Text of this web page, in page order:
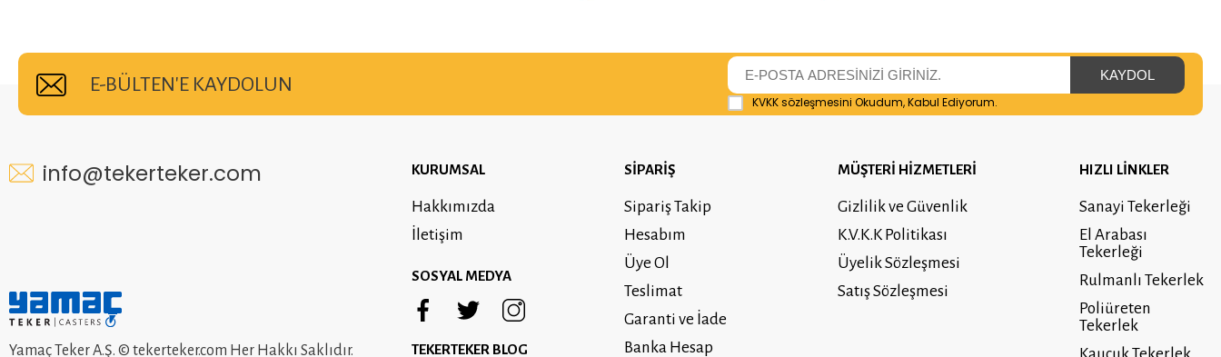
E-BÜLTEN'E KAYDOLUN
KVKK sözleşmesini Okudum, Kabul Ediyorum.
info@tekerteker.com
Yamaç Teker A.Ş. © tekerteker.com Her Hakkı Saklıdır.
KURUMSAL
Hakkımızda
İletişim
SOSYAL MEDYA
TEKERTEKER BLOG
SİPARİŞ
Sipariş Takip
Hesabım
Üye Ol
Teslimat
Garanti ve İade
Banka Hesap
MÜŞTERİ HİZMETLERİ
Gizlilik ve Güvenlik
K.V.K.K Politikası
Üyelik Sözleşmesi
Satış Sözleşmesi
HIZLI LİNKLER
Sanayi Tekerleği
El Arabası
Tekerleği
Rulmanlı Tekerlek
Poliüreten
Tekerlek